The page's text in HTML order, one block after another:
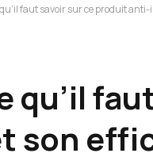
faut savoir sur ce produit
qu’il
son